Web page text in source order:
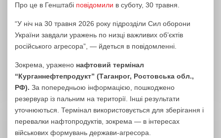
Про це в Генштабі повідомили в суботу, 30 травня.
“У ніч на 30 травня 2026 року підрозділи Сил оборони
України завдали уражень по низці важливих об’єктів
російського агресора”, — йдеться в повідомленні.
Зокрема, уражено нафтовий термінал
“Курганнефтепродукт” (Таганрог, Ростовська обл.,
РФ). За попередньою інформацією, пошкоджено
резервуар із пальним на території. Інші результати
уточнюються. Термінал використовується для зберігання і
перевалки нафтопродуктів, зокрема — в інтересах
військових формувань держави-агресора.